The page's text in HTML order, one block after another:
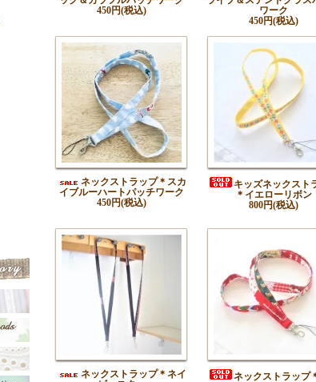
450円(税込)
ワーク
450円(税込)
ネックストラップ＊スカ
イブルーハートパッチワーク
450円(税込)
キッズネックスト
＊イエローリボン
800円(税込)
ネックストラップ＊ネイ
ネックストラップ